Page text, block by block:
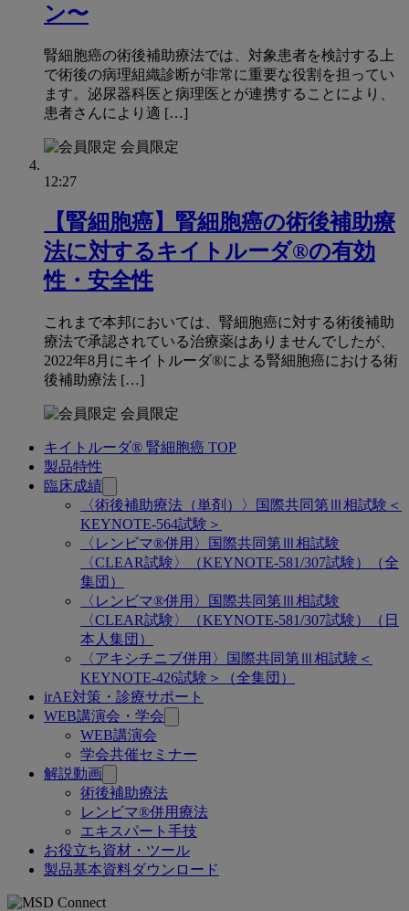
ン〜
腎細胞癌の術後補助療法では、対象患者を検討する上
で術後の病理組織診断が非常に重要な役割を担ってい
ます。泌尿器科医と病理医とが連携することにより、
患者さんにより適 […]
会員限定
12:27
【腎細胞癌】腎細胞癌の術後補助療
法に対するキイトルーダ®の有効
性・安全性
これまで本邦においては、腎細胞癌に対する術後補助
療法で承認されている治療薬はありませんでしたが、
2022年8月にキイトルーダ®による腎細胞癌における術
後補助療法 […]
会員限定
キイトルーダ® 腎細胞癌 TOP
製品特性
臨床成績
〈術後補助療法（単剤）〉国際共同第Ⅲ相試験＜
KEYNOTE-564試験＞
〈レンビマ®併用〉国際共同第Ⅲ相試験
〈CLEAR試験〉（KEYNOTE-581/307試験）（全
集団）
〈レンビマ®併用〉国際共同第Ⅲ相試験
〈CLEAR試験〉（KEYNOTE-581/307試験）（日
本人集団）
〈アキシチニブ併用〉国際共同第Ⅲ相試験＜
KEYNOTE-426試験＞（全集団）
irAE対策・診療サポート
WEB講演会・学会
WEB講演会
学会共催セミナー
解説動画
術後補助療法
レンビマ®併用療法
エキスパート手技
お役立ち資材・ツール
製品基本資料ダウンロード